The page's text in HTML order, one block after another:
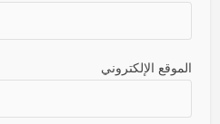
الموقع الإلكتروني